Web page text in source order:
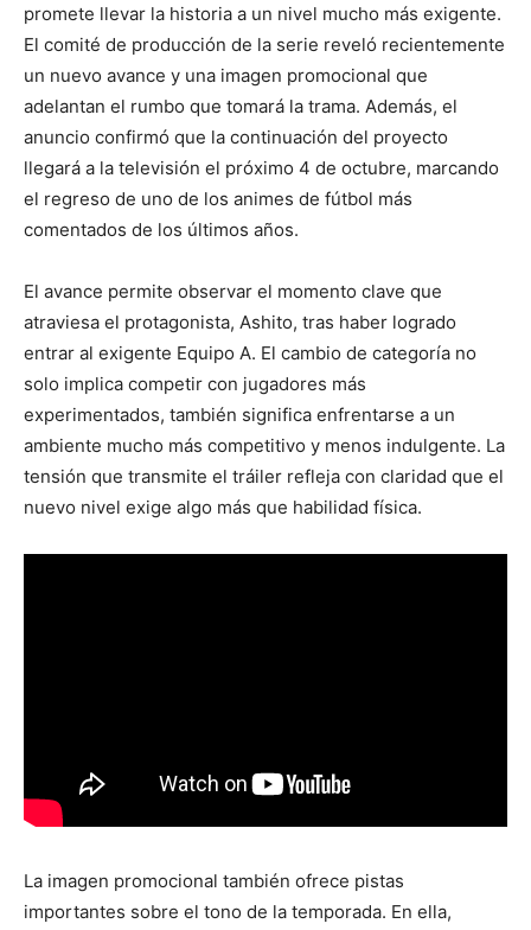
promete llevar la historia a un nivel mucho más exigente.
El comité de producción de la serie reveló recientemente
un nuevo avance y una imagen promocional que
adelantan el rumbo que tomará la trama. Además, el
anuncio confirmó que la continuación del proyecto
llegará a la televisión el próximo 4 de octubre, marcando
el regreso de uno de los animes de fútbol más
comentados de los últimos años.
El avance permite observar el momento clave que
atraviesa el protagonista, Ashito, tras haber logrado
entrar al exigente Equipo A. El cambio de categoría no
solo implica competir con jugadores más
experimentados, también significa enfrentarse a un
ambiente mucho más competitivo y menos indulgente. La
tensión que transmite el tráiler refleja con claridad que el
nuevo nivel exige algo más que habilidad física.
La imagen promocional también ofrece pistas
importantes sobre el tono de la temporada. En ella,